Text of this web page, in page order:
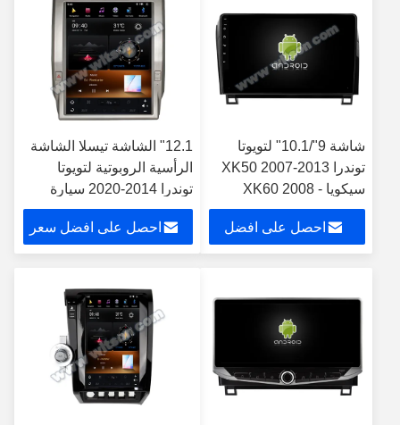
المواقع العالمي (GPS)
ومشغل كاربلاي
شاشة 9"/10.1" لتويوتا
توندرا XK50 2007-2013
سيكويا XK60 2008 -
2017 سيارات متعددة
الوسائط ستيريو
احصل على افضل
12.1" الشاشة تيسلا الشاشة
الرأسية الروبوتية لتويوتا
توندرا 2014-2020 سيارة
الستيريو الوسائط المتعددة
احصل على افضل سعر